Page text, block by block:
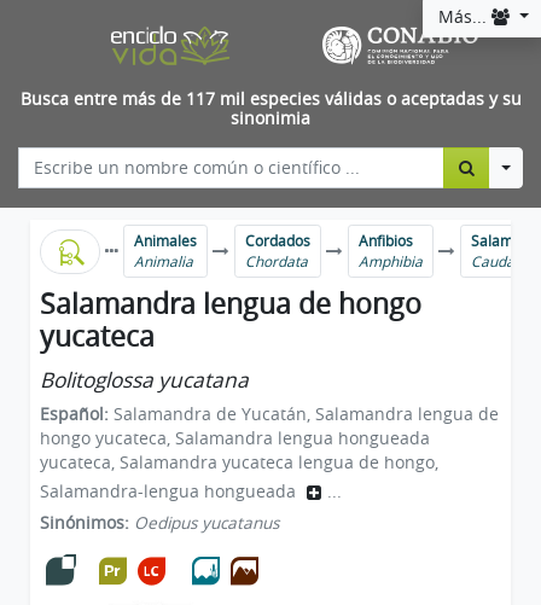
Más...
Busca entre más de 117 mil especies válidas o aceptadas y su
sinonimia
Animales
Animalia
Cordados
Chordata
Anfibios
Amphibia
Caudata
Salamandra lengua de hongo
yucateca
Bolitoglossa yucatana
Español: Salamandra de Yucatán, Salamandra lengua de
hongo yucateca, Salamandra lengua hongueada
yucateca, Salamandra yucateca lengua de hongo,
Salamandra-lengua hongueada
...
Sinónimos: Oedipus yucatanus